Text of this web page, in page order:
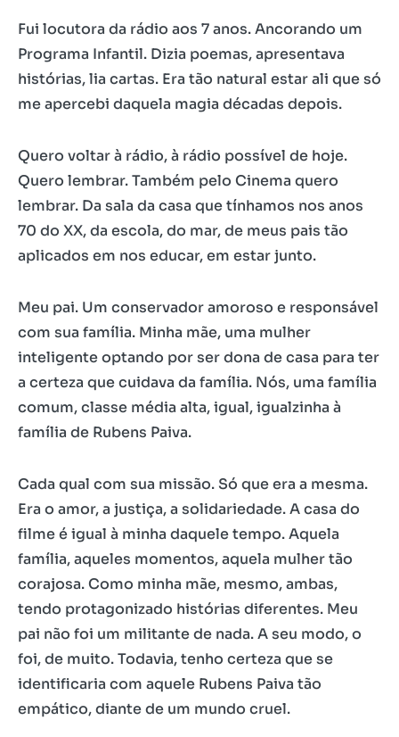
Fui locutora da rádio aos 7 anos. Ancorando um
Programa Infantil. Dizia poemas, apresentava
histórias, lia cartas. Era tão natural estar ali que só
me apercebi daquela magia décadas depois.
Quero voltar à rádio, à rádio possível de hoje.
Quero lembrar. Também pelo Cinema quero
lembrar. Da sala da casa que tínhamos nos anos
70 do XX, da escola, do mar, de meus pais tão
aplicados em nos educar, em estar junto.
Meu pai. Um conservador amoroso e responsável
com sua família. Minha mãe, uma mulher
inteligente optando por ser dona de casa para ter
a certeza que cuidava da família. Nós, uma família
comum, classe média alta, igual, igualzinha à
família de Rubens Paiva.
Cada qual com sua missão. Só que era a mesma.
Era o amor, a justiça, a solidariedade. A casa do
filme é igual à minha daquele tempo. Aquela
família, aqueles momentos, aquela mulher tão
corajosa. Como minha mãe, mesmo, ambas,
tendo protagonizado histórias diferentes. Meu
pai não foi um militante de nada. A seu modo, o
foi, de muito. Todavia, tenho certeza que se
identificaria com aquele Rubens Paiva tão
empático, diante de um mundo cruel.